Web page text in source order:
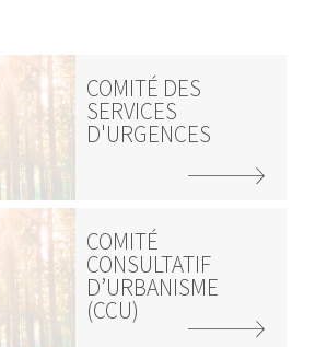
COMITÉ DES
SERVICES
D'URGENCES
COMITÉ
CONSULTATIF
D’URBANISME
(CCU)